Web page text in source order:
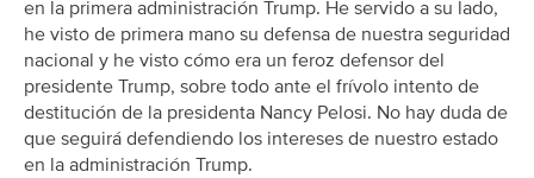
en la primera administración Trump. He servido a su lado,
he visto de primera mano su defensa de nuestra seguridad
nacional y he visto cómo era un feroz defensor del
presidente Trump, sobre todo ante el frívolo intento de
destitución de la presidenta Nancy Pelosi. No hay duda de
que seguirá defendiendo los intereses de nuestro estado
en la administración Trump.